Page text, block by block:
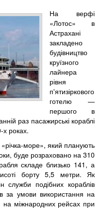
На верфі
«Лотос» в
Астрахані
закладено
будівництво
круїзного
лайнера
рівня
п'ятизіркового
готелю —
першого в
раз пасажирські кораблі
х роках.
«річка-море», який планують
буде розраховано на 310
складе близько 141, а
борту 5,5 метри. Як
служби подібних кораблів
за умови використання на
на міжнародних рейсах при